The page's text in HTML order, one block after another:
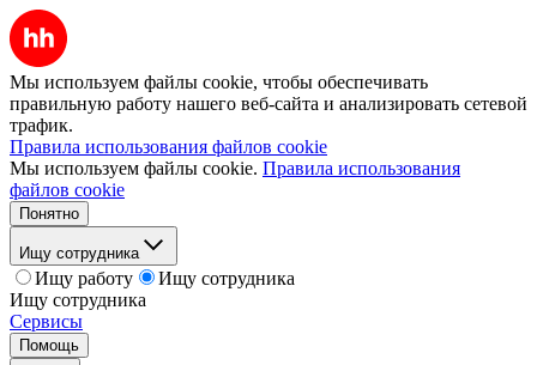
Мы используем файлы cookie, чтобы обеспечивать
правильную работу нашего веб-сайта и анализировать сетевой
трафик.
Правила использования файлов cookie
Мы используем файлы cookie. Правила использования
файлов cookie
Понятно
Ищу сотрудника
Ищу работу
Ищу сотрудника
Ищу сотрудника
Сервисы
Помощь